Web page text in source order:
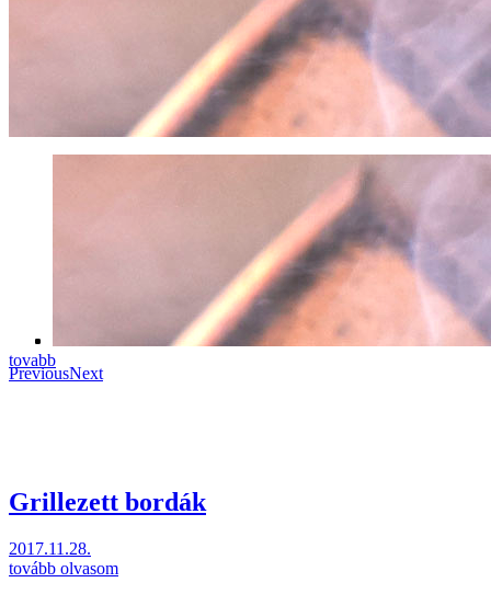
PreviousNext
tovabb
Grillezett bordák
2017.11.28.
tovább olvasom